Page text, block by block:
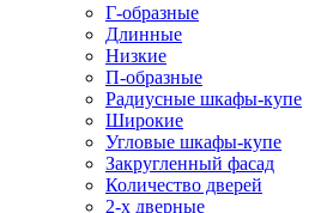
Г-образные
Длинные
Низкие
П-образные
Радиусные шкафы-купе
Широкие
Угловые шкафы-купе
Закругленный фасад
Количество дверей
2-х дверные